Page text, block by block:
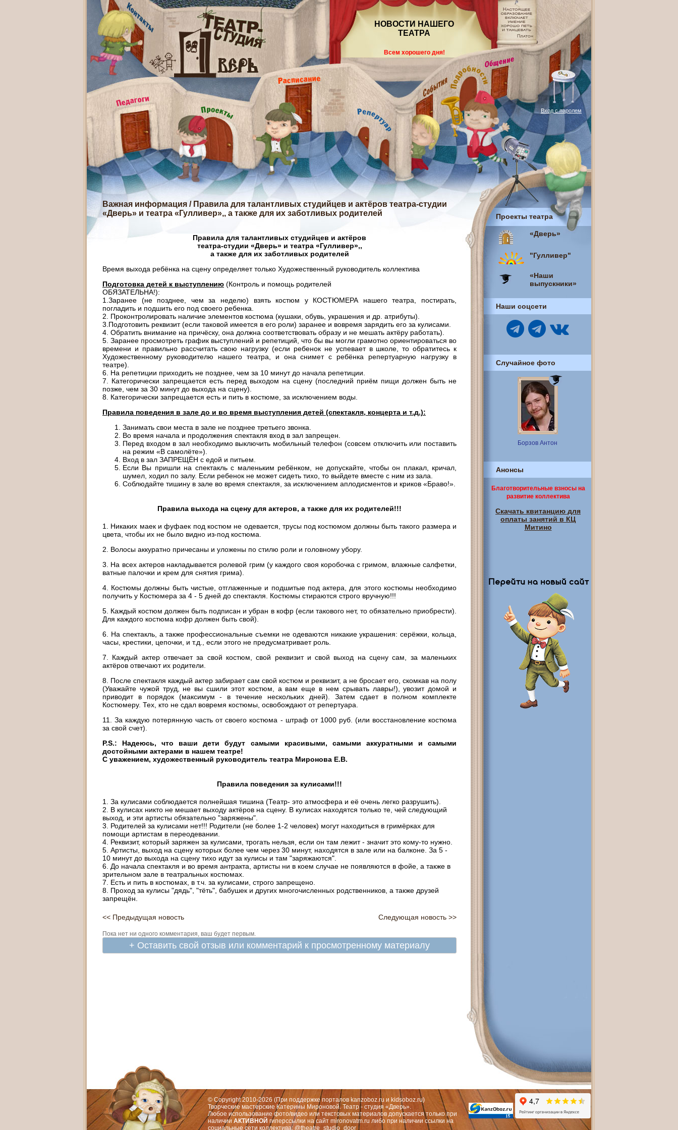
НОВОСТИ НАШЕГО
ТЕАТРА
Всем хорошего дня!
Вход с паролем
Важная информация / Правила для талантливых студийцев и актёров театра-студии
«Дверь» и театра «Гулливер»,, а также для их заботливых родителей
Правила для талантливых студийцев и актёров
театра-студии «Дверь» и театра «Гулливер»,,
а также для их заботливых родителей
Время выхода ребёнка на сцену определяет только Художественный руководитель коллектива
Подготовка детей к выступлению (Контроль и помощь родителей
ОБЯЗАТЕЛЬНА!):
1.Заранее (не позднее, чем за неделю) взять костюм у КОСТЮМЕРА нашего театра, постирать,
погладить и подшить его под своего ребенка.
2. Проконтролировать наличие элементов костюма (кушаки, обувь, украшения и др. атрибуты).
3.Подготовить реквизит (если таковой имеется в его роли) заранее и вовремя зарядить его за кулисами.
4. Обратить внимание на причёску, она должна соответствовать образу и не мешать актёру работать).
5. Заранее просмотреть график выступлений и репетиций, что бы вы могли грамотно ориентироваться во
времени и правильно рассчитать свою нагрузку (если ребенок не успевает в школе, то обратитесь к
Художественному руководителю нашего театра, и она снимет с ребёнка репертуарную нагрузку в
театре).
6. На репетиции приходить не позднее, чем за 10 минут до начала репетиции.
7. Категорически запрещается есть перед выходом на сцену (последний приём пищи должен быть не
позже, чем за 30 минут до выхода на сцену).
8. Категорически запрещается есть и пить в костюме, за исключением воды.
Правила поведения в зале до и во время выступления детей (спектакля, концерта и т.д.):
Занимать свои места в зале не позднее третьего звонка.
Во время начала и продолжения спектакля вход в зал запрещен.
Перед входом в зал необходимо выключить мобильный телефон (совсем отключить или поставить
на режим «В самолёте»).
Вход в зал ЗАПРЕЩЁН с едой и питьем.
Если Вы пришли на спектакль с маленьким ребёнком, не допускайте, чтобы он плакал, кричал,
шумел, ходил по залу. Если ребенок не может сидеть тихо, то выйдете вместе с ним из зала.
Соблюдайте тишину в зале во время спектакля, за исключением аплодисментов и криков «Браво!».
Правила выхода на сцену для актеров, а также для их родителей!!!
1. Никаких маек и фуфаек под костюм не одевается, трусы под костюмом должны быть такого размера и
цвета, чтобы их не было видно из-под костюма.
2. Волосы аккуратно причесаны и уложены по стилю роли и головному убору.
3. На всех актеров накладывается ролевой грим (у каждого своя коробочка с гримом, влажные салфетки,
ватные палочки и крем для снятия грима).
4. Костюмы должны быть чистые, отглаженные и подшитые под актера, для этого костюмы необходимо
получить у Костюмера за 4 - 5 дней до спектакля. Костюмы стираются строго вручную!!!
5. Каждый костюм должен быть подписан и убран в кофр (если такового нет, то обязательно приобрести).
Для каждого костюма кофр должен быть свой).
6. На спектакль, а также профессиональные съемки не одеваются никакие украшения: серёжки, кольца,
часы, крестики, цепочки, и т.д., если этого не предусматривает роль.
7. Каждый актер отвечает за свой костюм, свой реквизит и свой выход на сцену сам, за маленьких
актёров отвечают их родители.
8. После спектакля каждый актер забирает сам свой костюм и реквизит, а не бросает его, скомкав на полу
(Уважайте чужой труд, не вы сшили этот костюм, а вам еще в нем срывать лавры!), увозит домой и
приводит в порядок (максимум - в течение нескольких дней). Затем сдает в полном комплекте
Костюмеру. Тех, кто не сдал вовремя костюмы, освобождают от репертуара.
11. За каждую потерянную часть от своего костюма - штраф от 1000 руб. (или восстановление костюма
за свой счет).
P.S.: Надеюсь, что ваши дети будут самыми красивыми, самыми аккуратными и самыми
достойными актерами в нашем театре!
С уважением, художественный руководитель театра Миронова Е.В.
Правила поведения за кулисами!!!
1. За кулисами соблюдается полнейшая тишина (Театр- это атмосфера и её очень легко разрушить).
2. В кулисах никто не мешает выходу актёров на сцену. В кулисах находятся только те, чей следующий
выход, и эти артисты обязательно "заряжены".
3. Родителей за кулисами нет!!! Родители (не более 1-2 человек) могут находиться в гримёрках для
помощи артистам в переодевании.
4. Реквизит, который заряжен за кулисами, трогать нельзя, если он там лежит - значит это кому-то нужно.
5. Артисты, выход на сцену которых более чем через 30 минут, находятся в зале или на балконе. За 5 -
10 минут до выхода на сцену тихо идут за кулисы и там "заряжаются".
6. До начала спектакля и во время антракта, артисты ни в коем случае не появляются в фойе, а также в
зрительном зале в театральных костюмах.
7. Есть и пить в костюмах, в т.ч. за кулисами, строго запрещено.
8. Проход за кулисы "дядь", "тёть", бабушек и других многочисленных родственников, а также друзей
запрещён.
<< Предыдущая новость Следующая новость >>
Пока нет ни одного комментария, ваш будет первым.
+ Оставить свой отзыв или комментарий к просмотренному материалу
Проекты театра
«Дверь»
"Гулливер"
«Наши
выпускники»
Наши соцсети
Случайное фото
Борзов Антон
Анонсы
Благотворительные взносы на
развитие коллектива
Скачать квитанцию для
оплаты занятий в КЦ
Митино
© Copyright 2010-2026 (При поддержке порталов kanzoboz.ru и kidsoboz.ru)
Творческие мастерские Катерины Мироновой. Театр - студия «Дверь».
Любое использование фото/видео или текстовых материалов допускается только при
наличии АКТИВНОЙ гиперссылки на сайт mironovatm.ru либо при наличии ссылки на
социальные сети коллектива: @theatre_studio_door